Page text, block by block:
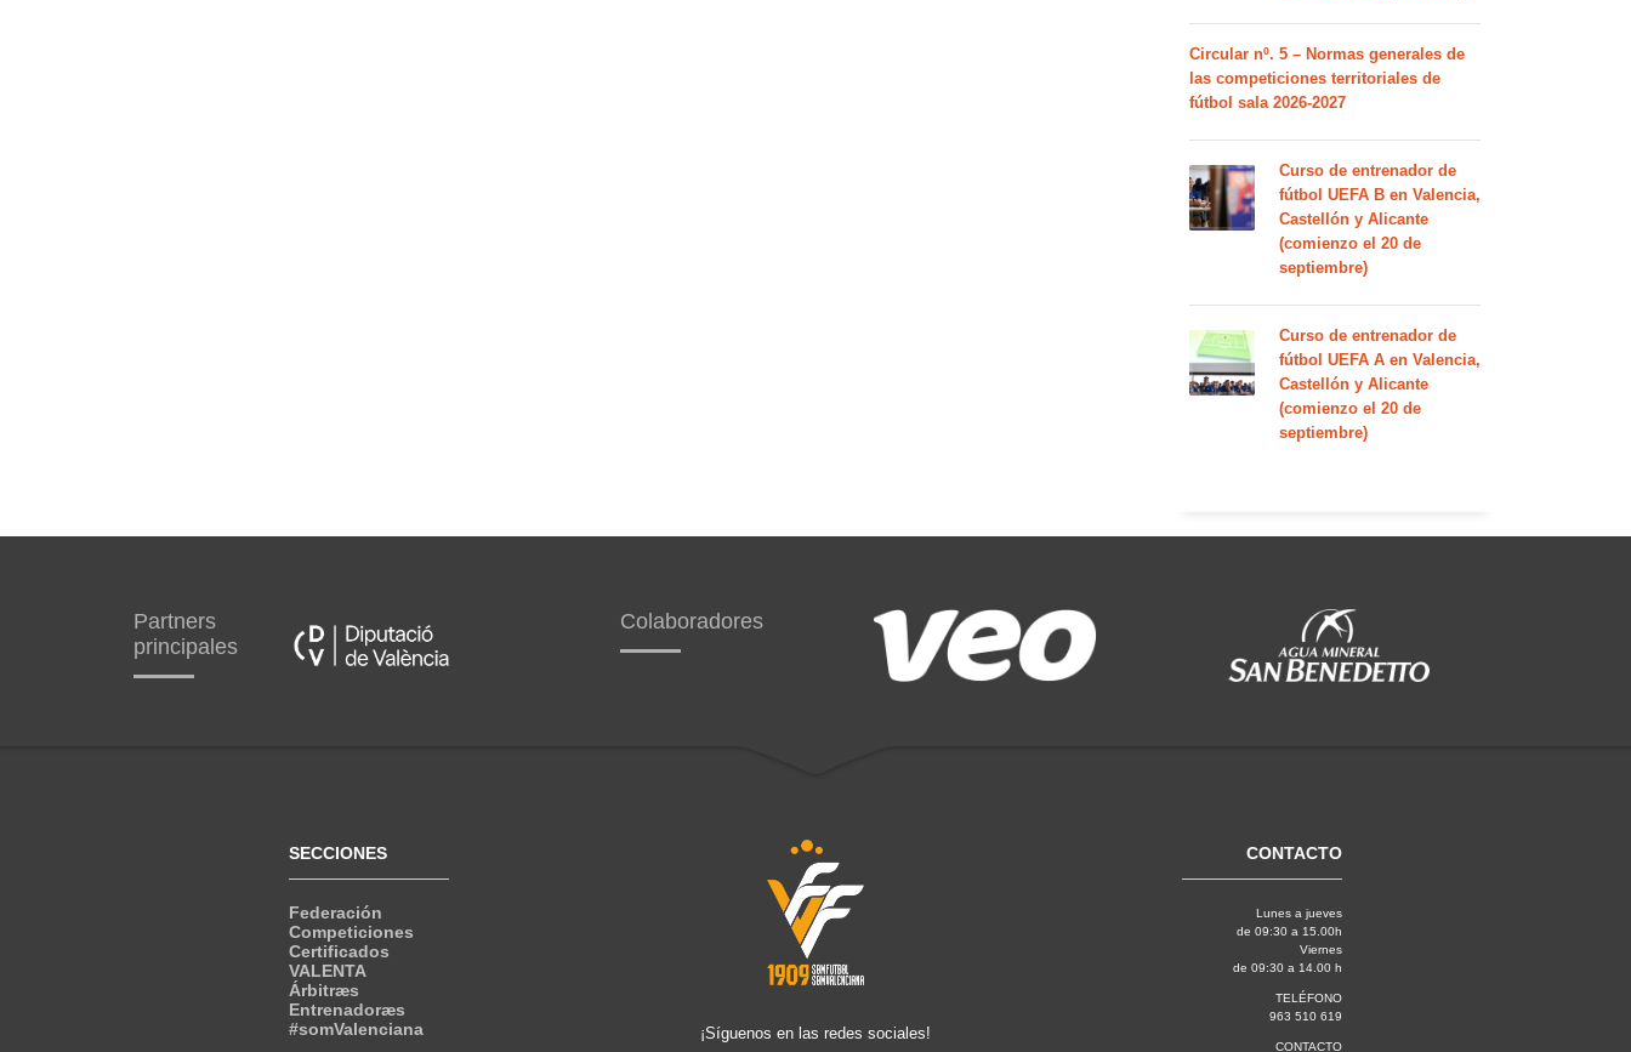
Circular nº. 5 – Normas generales de
las competiciones territoriales de
fútbol sala 2026-2027
Curso de entrenador de
fútbol UEFA B en Valencia,
Castellón y Alicante
(comienzo el 20 de
septiembre)
Curso de entrenador de
fútbol UEFA A en Valencia,
Castellón y Alicante
(comienzo el 20 de
septiembre)
Partners
principales
Colaboradores
SECCIONES
Federación
Competiciones
Certificados
VALENTA
Árbitræs
Entrenadoræs
#somValenciana
¡Síguenos en las redes sociales!
CONTACTO
Lunes a jueves
de 09:30 a 15.00h
Viernes
de 09:30 a 14.00 h
TELÉFONO
963 510 619
CONTACTO